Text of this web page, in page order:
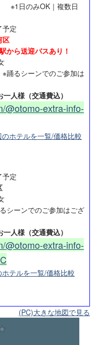
※1日のみOK｜複数日
予定
区
から送迎バスあり！
※踊るシーンでのご参加は
人様（交通費込）
@otomo-extra-info-
ホテルを一覧/価格比較
予定
シーンでのご参加はござ
人様（交通費込）
@otomo-extra-info-
テルを一覧/価格比較
(PC)大きな地図で見る